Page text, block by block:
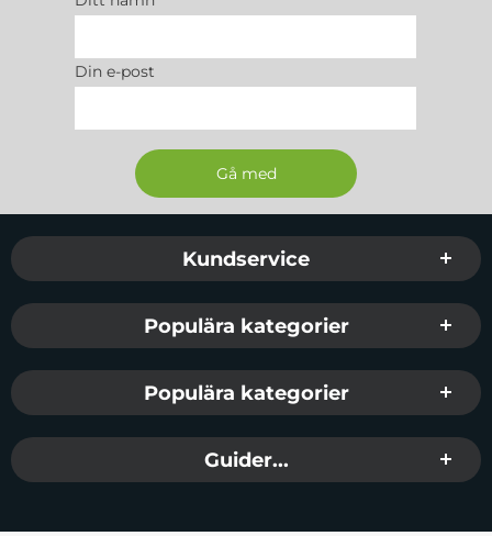
Din e-post
Sidfot Blandad info och länkar
Kundservice
Populära kategorier
Populära kategorier
Guider...